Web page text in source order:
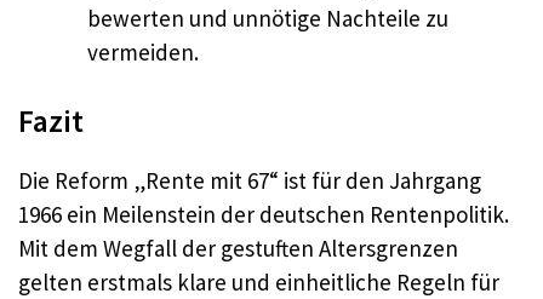
bewerten und unnötige Nachteile zu
vermeiden.
Fazit
Die Reform „Rente mit 67“ ist für den Jahrgang
1966 ein Meilenstein der deutschen Rentenpolitik.
Mit dem Wegfall der gestuften Altersgrenzen
gelten erstmals klare und einheitliche Regeln für